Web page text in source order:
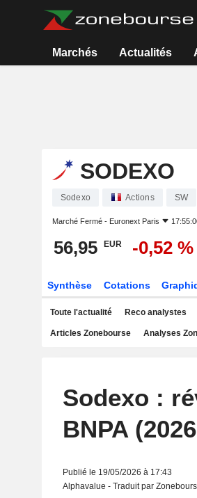
Marchés Actualités
SODEXO
Sodexo Actions SW
Marché Fermé - Euronext Paris
56,95 EUR -0,52 %
Synthèse Cotations
Toute l'actualité Reco analystes
Articles Zonebourse Analyses
Sodexo :
BNPA (2026
Publié le 19/05/2026 à 17:43
Alphavalue - Traduit par